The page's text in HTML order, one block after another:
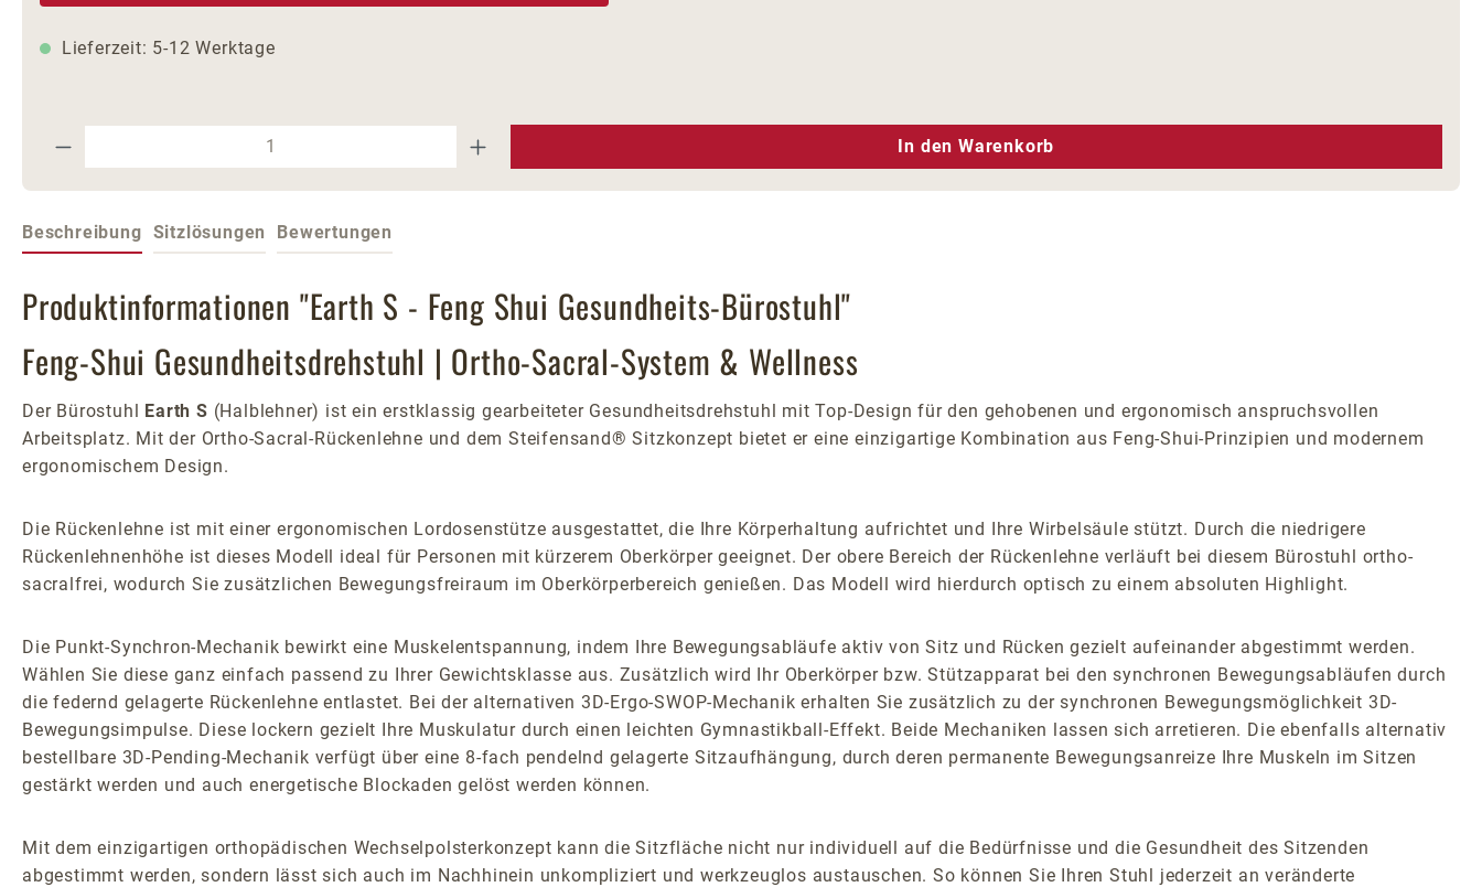
Lieferzeit: 5-12 Werktage
Produkt Anzahl: Gib den gewünschten Wert ein oder benutze die Schaltflächen um die Anzahl zu erhöhen oder zu
In den Warenkorb
Beschreibung Sitzlösungen Bewertungen
Produktinformationen "Earth S - Feng Shui Gesundheits-Bürostuhl"
Feng-Shui Gesundheitsdrehstuhl | Ortho-Sacral-System & Wellness
Der Bürostuhl Earth S (Halblehner) ist ein erstklassig gearbeiteter Gesundheitsdrehstuhl mit Top-Design für den gehobenen und ergonomisch anspruchsvollen
Arbeitsplatz. Mit der Ortho-Sacral-Rückenlehne und dem Steifensand® Sitzkonzept bietet er eine einzigartige Kombination aus Feng-Shui-Prinzipien und modernem
ergonomischem Design.
Die Rückenlehne ist mit einer ergonomischen Lordosenstütze ausgestattet, die Ihre Körperhaltung aufrichtet und Ihre Wirbelsäule stützt. Durch die niedrigere
Rückenlehnenhöhe ist dieses Modell ideal für Personen mit kürzerem Oberkörper geeignet. Der obere Bereich der Rückenlehne verläuft bei diesem Bürostuhl ortho-
sacralfrei, wodurch Sie zusätzlichen Bewegungsfreiraum im Oberkörperbereich genießen. Das Modell wird hierdurch optisch zu einem absoluten Highlight.
Die Punkt-Synchron-Mechanik bewirkt eine Muskelentspannung, indem Ihre Bewegungsabläufe aktiv von Sitz und Rücken gezielt aufeinander abgestimmt werden.
Wählen Sie diese ganz einfach passend zu Ihrer Gewichtsklasse aus. Zusätzlich wird Ihr Oberkörper bzw. Stützapparat bei den synchronen Bewegungsabläufen durch
die federnd gelagerte Rückenlehne entlastet. Bei der alternativen 3D-Ergo-SWOP-Mechanik erhalten Sie zusätzlich zu der synchronen Bewegungsmöglichkeit 3D-
Bewegungsimpulse. Diese lockern gezielt Ihre Muskulatur durch einen leichten Gymnastikball-Effekt. Beide Mechaniken lassen sich arretieren. Die ebenfalls alternativ
bestellbare 3D-Pending-Mechanik verfügt über eine 8-fach pendelnd gelagerte Sitzaufhängung, durch deren permanente Bewegungsanreize Ihre Muskeln im Sitzen
gestärkt werden und auch energetische Blockaden gelöst werden können.
Mit dem einzigartigen orthopädischen Wechselpolsterkonzept kann die Sitzfläche nicht nur individuell auf die Bedürfnisse und die Gesundheit des Sitzenden
abgestimmt werden, sondern lässt sich auch im Nachhinein unkompliziert und werkzeuglos austauschen. So können Sie Ihren Stuhl jederzeit an veränderte